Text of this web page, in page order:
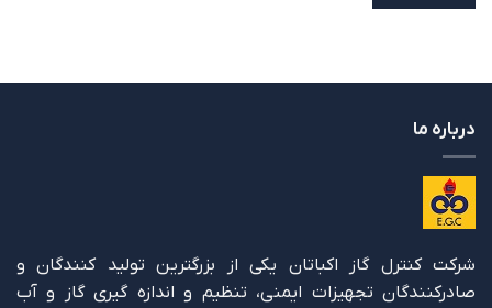
درباره ما
شرکت کنترل گاز اکباتان یکی از بزرگترین تولید کنندگان و
صادرکنندگان تجهیزات ایمنی، تنظیم و اندازه گیری گاز و آب